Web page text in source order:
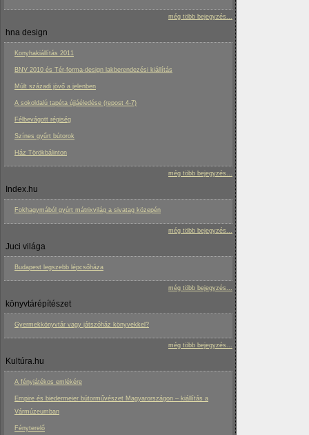
még több bejegyzés...
hna design
Konyhakiállítás 2011
BNV 2010 és Tér-forma-design lakberendezési kiállítás
Múlt századi jövő a jelenben
A sokoldalú tapéta újjáéledése (repost 4-7)
Félbevágott régiség
Színes gyűrt bútorok
Ház Törökbálinton
még több bejegyzés...
Index.hu
Fokhagymából gyúrt mátrixvilág a sivatag közepén
még több bejegyzés...
Juci világa
Budapest legszebb lépcsőháza
még több bejegyzés...
könyvtárépítészet
Gyermekkönyvtár vagy játszóház könyvekkel?
még több bejegyzés...
Kultúra.hu
A fényjátékos emlékére
Empire és biedermeier bútorművészet Magyarországon – kiállítás a
Vármúzeumban
Fényterelő